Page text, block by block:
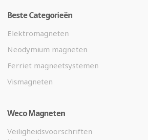
Beste Categorieën
Elektromagneten
Neodymium magneten
Ferriet magneetsystemen
Vismagneten
Weco Magneten
Veiligheidsvoorschriften